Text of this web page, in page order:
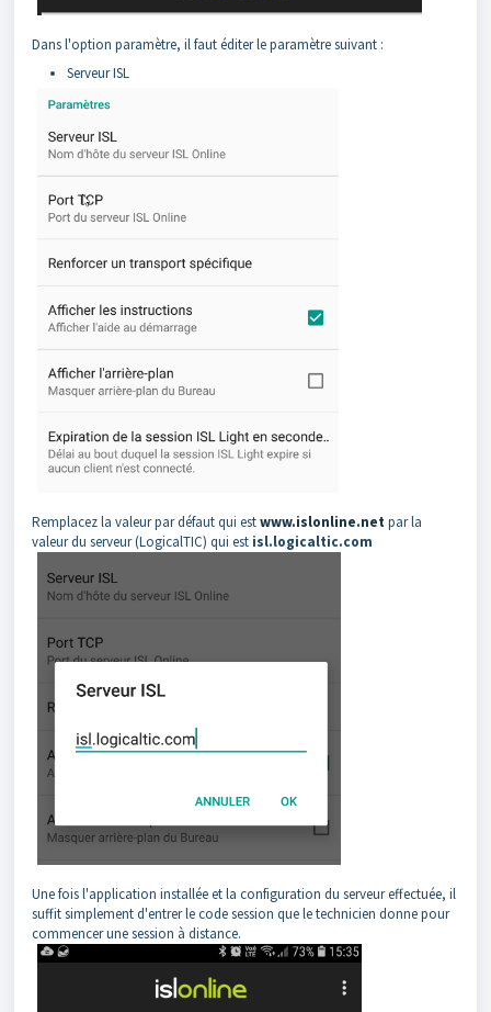
Dans l'option paramètre, il faut éditer le paramètre suivant :
Serveur ISL
Remplacez la valeur par défaut qui estwww.islonline.netpar la
valeur du serveur (LogicalTIC) qui est isl.logicaltic.com
Une fois l'application installée et la configuration du serveur effectuée, il
suffit simplement d'entrer le code session que le technicien donne pour
commencer une session à distance.